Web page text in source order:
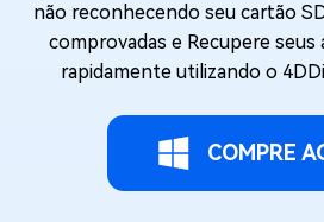
não reconhecendo seu cartão
comprovadas e Recupere seus
rapidamente utilizando o
COMPRE